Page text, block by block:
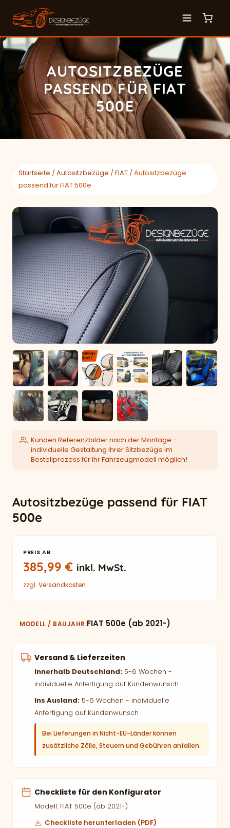
AUTOSITZBEZÜGE
PASSEND FÜR FIAT
500E
Startseite /Autositzbezüge /FIAT / Autositzbezüge
passend für FIAT 500e
Kunden Referenzbilder nach der Montage –
individuelle Gestaltung Ihrer Sitzbezüge im
Bestellprozess für Ihr Fahrzeugmodell möglich!
Autositzbezüge passend für FIAT
500e
PREIS AB
385,99€ inkl. MwSt.
zzgl. Versandkosten
MODELL / BAUJAHR FIAT 500e (ab 2021-)
Versand & Lieferzeiten
Innerhalb Deutschland: 5-6 Wochen -
individuelle Anfertigung auf Kundenwunsch
Ins Ausland: 5-6 Wochen - individuelle
Anfertigung auf Kundenwunsch
Bei Lieferungen in Nicht-EU-Länder können
zusätzliche Zölle, Steuern und Gebühren anfallen.
Checkliste für den Konfigurator
Modell: FIAT 500e (ab 2021-)
Checkliste herunterladen (PDF)